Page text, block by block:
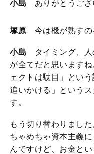
小島 ありがとうござ
塚原 今は機が熟すの
小島 タイミング、人
が全てだと思います
ェクトは駄目」とい
追いかける」という
す。
もう切り替わりまし
ちゃめちゃ資本主義
んですけど、お金と